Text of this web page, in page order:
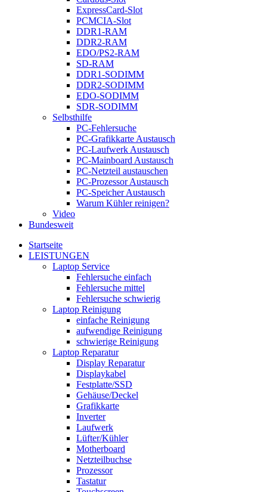
ExpressCard-Slot
PCMCIA-Slot
DDR1-RAM
DDR2-RAM
EDO/PS2-RAM
SD-RAM
DDR1-SODIMM
DDR2-SODIMM
EDO-SODIMM
SDR-SODIMM
Selbsthilfe
PC-Fehlersuche
PC-Grafikkarte Austausch
PC-Laufwerk Austausch
PC-Mainboard Austausch
PC-Netzteil austauschen
PC-Prozessor Austausch
PC-Speicher Austausch
Warum Kühler reinigen?
Video
Bundesweit
Startseite
LEISTUNGEN
Laptop Service
Fehlersuche einfach
Fehlersuche mittel
Fehlersuche schwierig
Laptop Reinigung
einfache Reinigung
aufwendige Reinigung
schwierige Reinigung
Laptop Reparatur
Display Reparatur
Displaykabel
Festplatte/SSD
Gehäuse/Deckel
Grafikkarte
Inverter
Laufwerk
Lüfter/Kühler
Motherboard
Netzteilbuchse
Prozessor
Tastatur